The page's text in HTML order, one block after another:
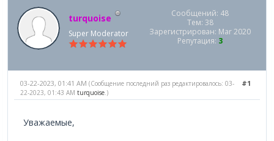
turquoise
Super Moderator
Сообщений: 48
Тем: 38
Зарегистрирован: Mar 2020
Репутация: 3
#1
03-22-2023, 01:41 AM (Сообщение последний раз редактировалось: 03-
22-2023, 01:43 AM turquoise .)
Уважаемые,